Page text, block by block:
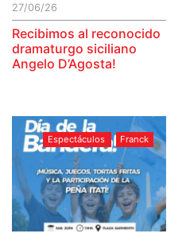
27/06/26
Recibimos al reconocido
dramaturgo siciliano
Angelo D’Agosta!
Espectáculos Franck